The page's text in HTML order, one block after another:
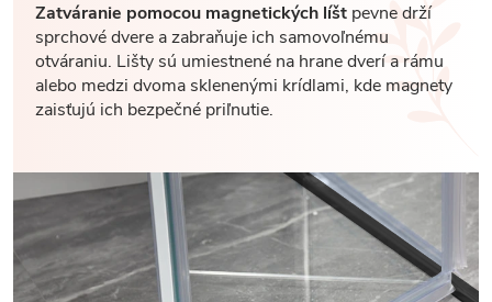
Zatváranie pomocou magnetických líšt pevne drží
sprchové dvere a zabraňuje ich samovoľnému
otváraniu. Lišty sú umiestnené na hrane dverí a rámu
alebo medzi dvoma sklenenými krídlami, kde magnety
zaisťujú ich bezpečné priľnutie.